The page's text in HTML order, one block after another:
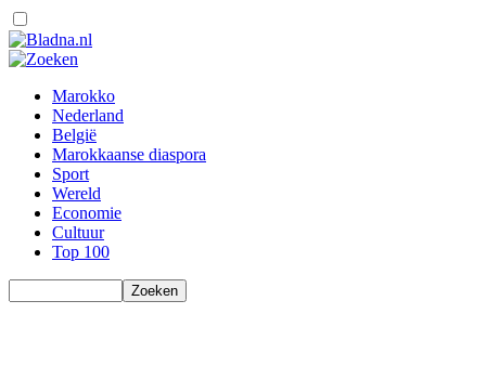
Marokko
Nederland
België
Marokkaanse diaspora
Sport
Wereld
Economie
Cultuur
Top 100